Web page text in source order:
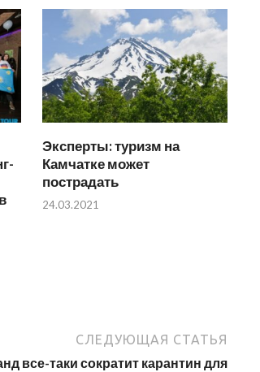
Эксперты: туризм на
Камчатке может
пострадать
24.03.2021
СЛЕДУЮЩАЯ СТАТЬЯ
все-таки сократит карантин для